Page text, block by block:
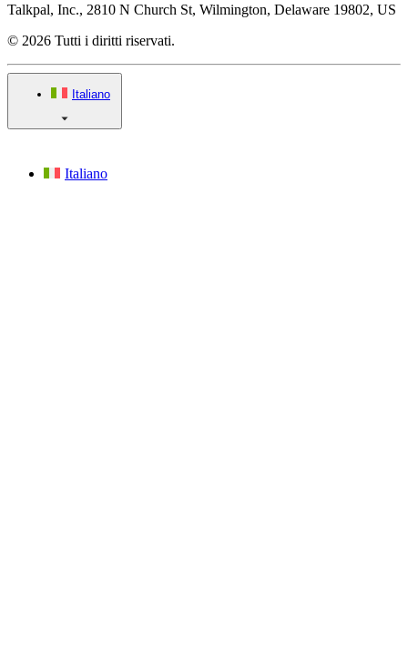
Talkpal, Inc., 2810 N Church St, Wilmington, Delaware 19802, US
© 2026 Tutti i diritti riservati.
Italiano
Italiano